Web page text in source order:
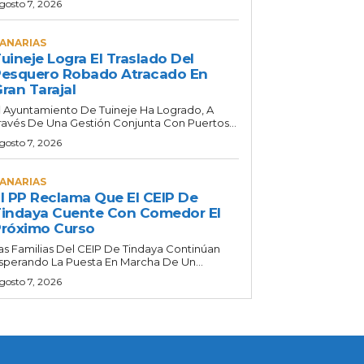
7, 2026
Logra El Traslado Del
Robado Atracado En
Tarajal
Ayuntamiento De Tuineje Ha Logrado, A
De Una Gestión Conjunta Con Puertos...
7, 2026
PP Reclama Que El CEIP De
Cuente Con Comedor El
Curso
Familias Del CEIP De Tindaya Continúan
La Puesta En Marcha De Un...
7, 2026